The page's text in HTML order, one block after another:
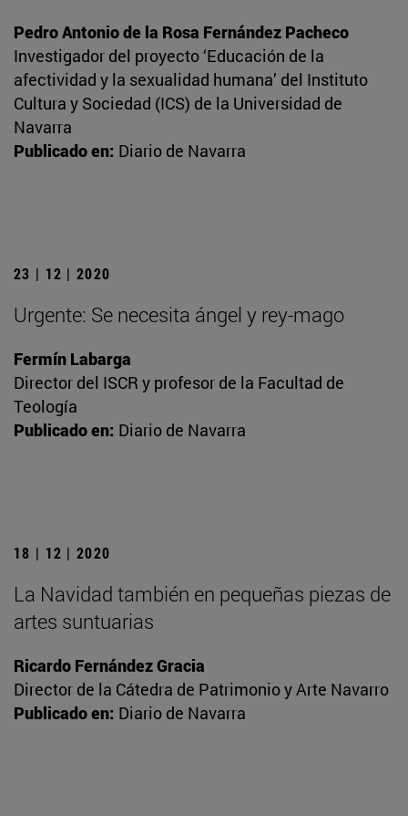
Pedro Antonio de la Rosa Fernández Pacheco
Investigador del proyecto ‘Educación de la
afectividad y la sexualidad humana’ del Instituto
Cultura y Sociedad (ICS) de la Universidad de
Navarra
Publicado en: Diario de Navarra
23 | 12 | 2020
Urgente: Se necesita ángel y rey-mago
Fermín Labarga
Director del ISCR y profesor de la Facultad de
Teología
Publicado en: Diario de Navarra
18 | 12 | 2020
La Navidad también en pequeñas piezas de
artes suntuarias
Ricardo Fernández Gracia
Director de la Cátedra de Patrimonio y Arte Navarro
Publicado en: Diario de Navarra